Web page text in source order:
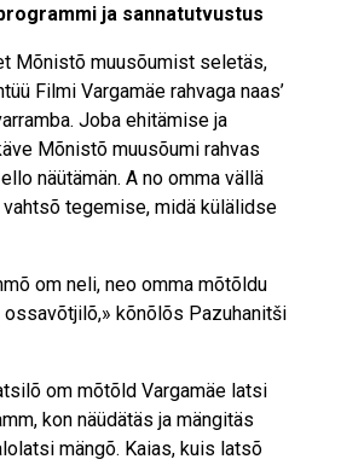
ja sannatutvustus
Mõnistõ muusõumist seletäs,
Filmi Vargamäe rahvaga naas’
Joba ehitämise ja
Mõnistõ muusõumi rahvas
näütämän. A no omma vällä
tegemise, midä külälidse
om neli, neo omma mõtõldu
ossavõtjilõ,» kõnõlõs Pazuhanitši
om mõtõld Vargamäe latsi
kon näüdätäs ja mängitäs
mängõ. Kaias, kuis latsõ